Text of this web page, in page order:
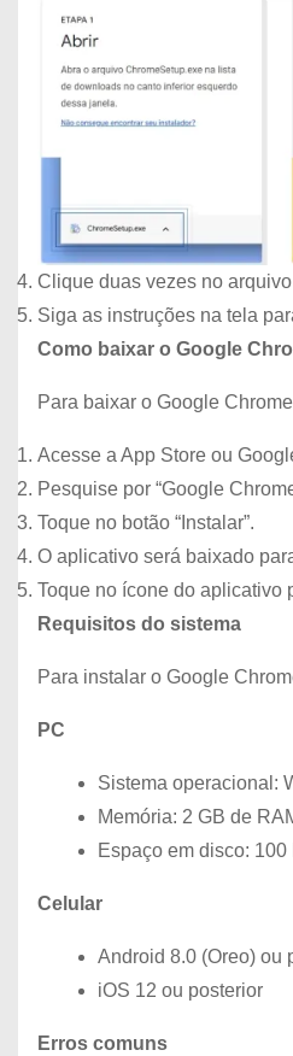
Clique duas vezes no
Siga as instruções na tela
Como baixar o Google
Para baixar o Google
Acesse a App Store ou
Pesquise por “Google
Toque no botão “Instalar”.
O aplicativo será baixado
Toque no ícone do aplicativo
Requisitos do sistema
Para instalar o Google
PC
Sistema operacional:
Memória: 2 GB de
Espaço em disco:
Celular
Android 8.0 (Oreo) ou
iOS 12 ou posterior
Erros comuns